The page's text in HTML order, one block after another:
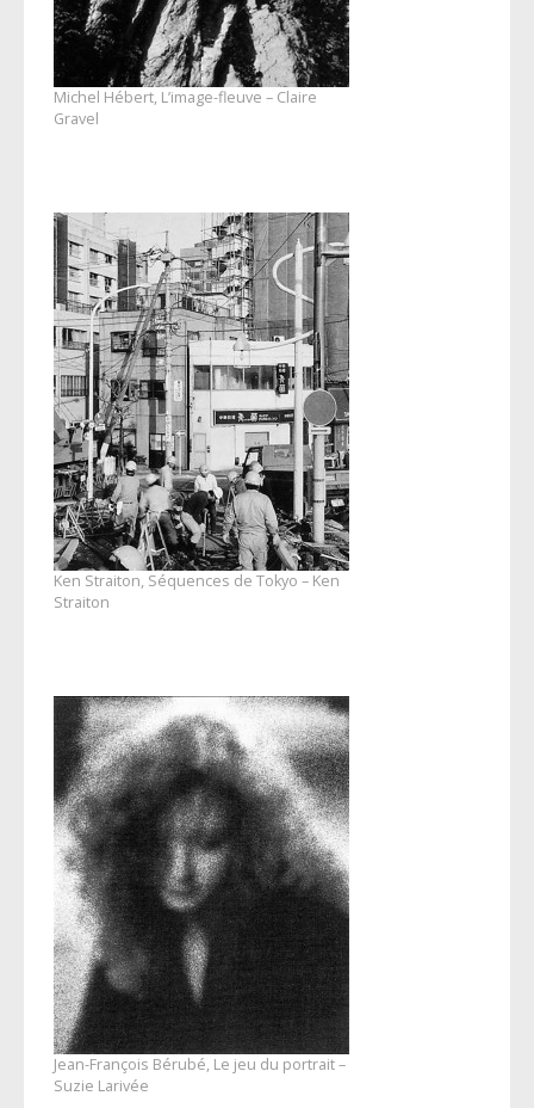
Michel Hébert, L’image-fleuve – Claire
Gravel
Ken Straiton, Séquences de Tokyo – Ken
Straiton
Jean-François Bérubé, Le jeu du portrait –
Suzie Larivée